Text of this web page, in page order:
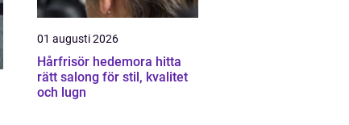
01 augusti 2026
Hårfrisör hedemora hitta
rätt salong för stil, kvalitet
och lugn